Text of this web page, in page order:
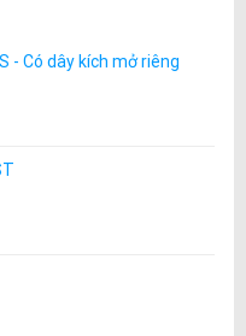
- Có dây kích mở riêng